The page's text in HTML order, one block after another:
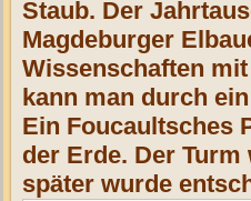
Staub. Der
Magdeburger
Wissenschaften
kann man durch
Ein Foucaultsches
der Erde. Der
später wurde